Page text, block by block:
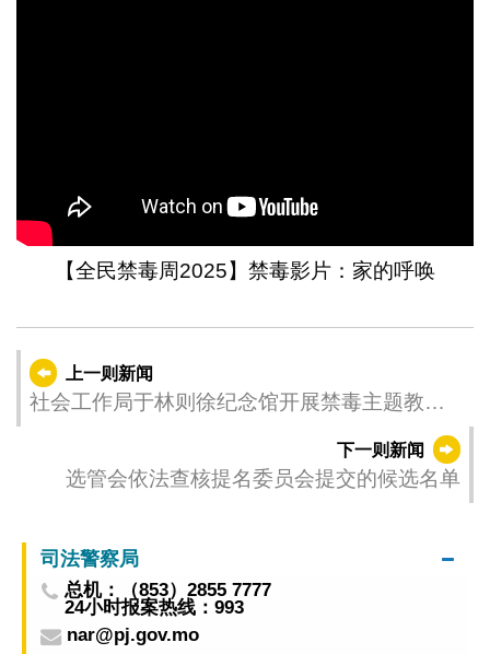
【全民禁毒周2025】禁毒影片：家的呼唤
上一则新闻
社会工作局于林则徐纪念馆开展禁毒主题教育
下一则新闻
选管会依法查核提名委员会提交的候选名单
司法警察局
总机：（853）2855 7777
24小时报案热线：993
nar@pj.gov.mo